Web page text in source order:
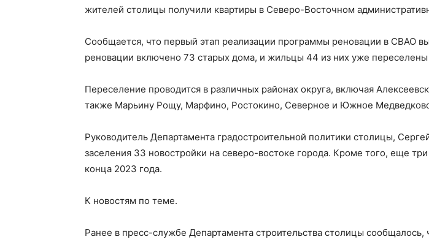
жителей столицы получили квартиры в Северо-Восточном
Сообщается, что первый этап реализации программы реновации в СВАО
реновации включено 73 старых дома, и жильцы 44 из них уже переселены
Переселение проводится в различных районах округа, включая
также Марьину Рощу, Марфино, Ростокино, Северное и Южное
Руководитель Департамента градостроительной политики столицы,
заселения 33 новостройки на северо-востоке города. Кроме того, еще
конца 2023 года.
К новостям по теме.
Ранее в пресс-службе Департамента строительства столицы